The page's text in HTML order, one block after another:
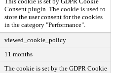
Consent plugin. The cookie is used to
store the user consent for the cookies
in the category "Performance".
viewed_cookie_policy
11 months
The cookie is set by the GDPR Cookie